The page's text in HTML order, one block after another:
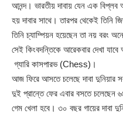
আনন্দ। ভারতীয় দাবায় যেন এক বিপ্লব
হয় দাবার সাথে। তারপর থেকেই তিনি
তিনি চ্যাম্পিয়ন হয়েছেন তা নয় বরং
সেই কিংবদন্তিকে আরেকবার দেখা
গ্যারি কাসপারভ (Chess)।
আজ ফিরে আসতে চলেছে দাবা দুনিয়ার
দুই প্রান্তে ফের এবার বসতে চলেছেন
গেম খেলা হবে। ৩০ বছর গায়ের দাবা